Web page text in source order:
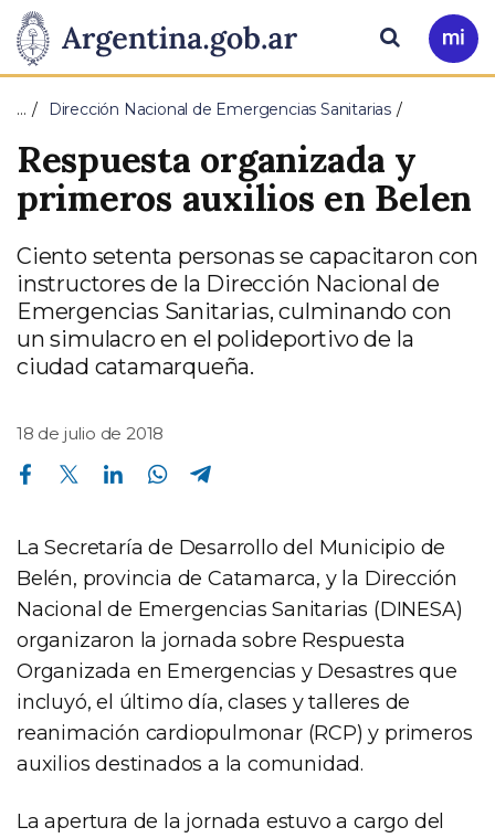
Presidencia
de
la
Nación
Pasar al contenido principal
Ir
a
Buscar
… Dirección Nacional de Emergencias Sanitarias
Respuesta organizada y
primeros auxilios en Belen
Ciento setenta personas se capacitaron con
instructores de la Dirección Nacional de
Emergencias Sanitarias, culminando con
un simulacro en el polideportivo de la
ciudad catamarqueña.
18 de julio de 2018
Compartir en Facebook Compartir en Twitter Compartir en Linkedin Compartir en Whatsapp
La Secretaría de Desarrollo del Municipio de
Belén, provincia de Catamarca, y la Dirección
Nacional de Emergencias Sanitarias (DINESA)
organizaron la jornada sobre Respuesta
Organizada en Emergencias y Desastres que
incluyó, el último día, clases y talleres de
reanimación cardiopulmonar (RCP) y primeros
auxilios destinados a la comunidad.
La apertura de la jornada estuvo a cargo del